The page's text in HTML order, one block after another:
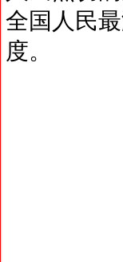
全国人民
度。